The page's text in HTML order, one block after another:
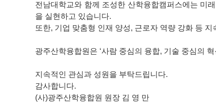
전남대학교와 함께 조성한 산학융합캠퍼스에는 미
을 실현하고 있습니다.
또한, 기업 맞춤형 인재 양성, 근로자 역량 강화 등
광주산학융합원은 ‘사람 중심의 융합, 기술 중심의
지속적인 관심과 성원을 부탁드립니다.
감사합니다.
(사)광주산학융합원 원장 김 영 만